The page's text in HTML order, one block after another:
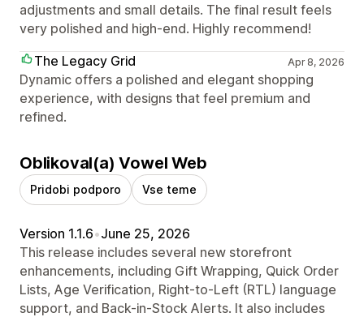
adjustments and small details. The final result feels
very polished and high-end. Highly recommend!
The Legacy Grid
Apr 8, 2026
Dynamic offers a polished and elegant shopping
experience, with designs that feel premium and
refined.
Oblikoval(a) Vowel Web
Pridobi podporo Vse teme
Version 1.1.6•June 25, 2026
This release includes several new storefront
enhancements, including Gift Wrapping, Quick Order
Lists, Age Verification, Right-to-Left (RTL) language
support, and Back-in-Stock Alerts. It also includes